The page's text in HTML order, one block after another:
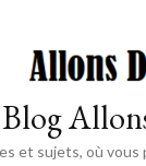
Blog
et sujets, où